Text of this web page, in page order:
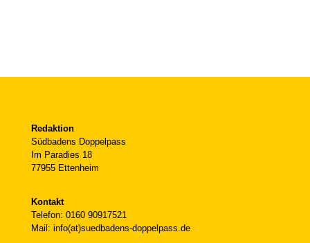
Redaktion
Südbadens Doppelpass
Im Paradies 18
77955 Ettenheim
Kontakt
Telefon: 0160 90917521
Mail: info(at)suedbadens-doppelpass.de